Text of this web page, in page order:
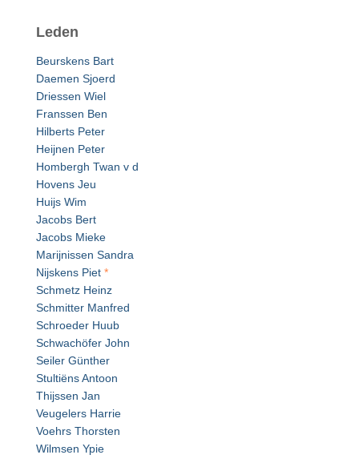
Leden
Beurskens Bart
Daemen Sjoerd
Driessen Wiel
Franssen Ben
Hilberts Peter
Heijnen Peter
Hombergh Twan v d
Hovens Jeu
Huijs Wim
Jacobs Bert
Jacobs Mieke
Marijnissen Sandra
Nijskens Piet *
Schmetz Heinz
Schmitter Manfred
Schroeder Huub
Schwachöfer John
Seiler Günther
Stultiëns Antoon
Thijssen Jan
Veugelers Harrie
Voehrs Thorsten
Wilmsen Ypie